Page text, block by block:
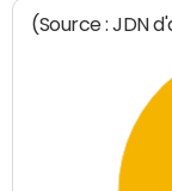
(Source : JDN